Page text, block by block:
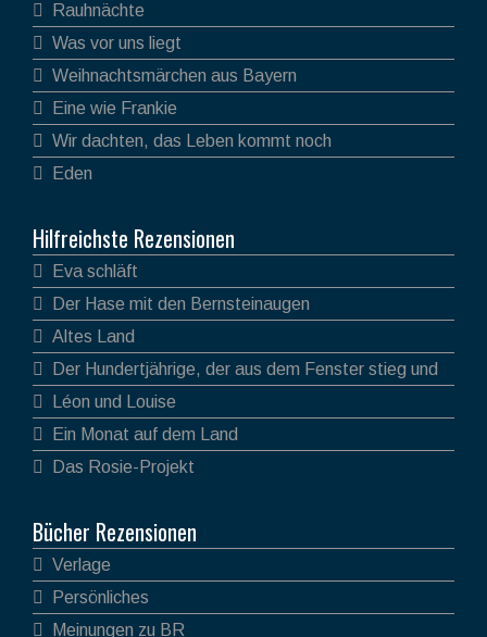
Rauhnächte
Was vor uns liegt
Weihnachtsmärchen aus Bayern
Eine wie Frankie
Wir dachten, das Leben kommt noch
Eden
Hilfreichste Rezensionen
Eva schläft
Der Hase mit den Bernsteinaugen
Altes Land
Der Hundertjährige, der aus dem Fenster stieg und
verschwand
Léon und Louise
Ein Monat auf dem Land
Das Rosie-Projekt
Bücher Rezensionen
Verlage
Persönliches
Meinungen zu BR